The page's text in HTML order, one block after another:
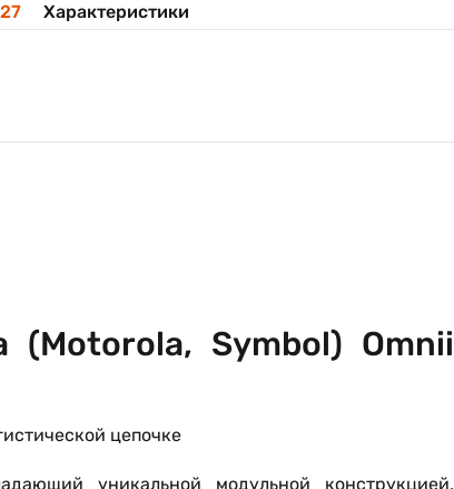
Характеристики
Symbol) Omnii
цепочке
уникальной модульной конструкцией,